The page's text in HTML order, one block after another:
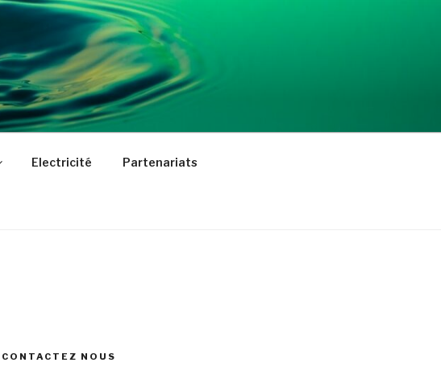
Electricité Partenariats
CONTACTEZ NOUS